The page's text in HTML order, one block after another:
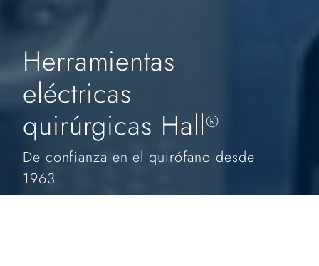
Herramientas
eléctricas
quirúrgicas Hall®
De confianza en el quirófano desde
1963